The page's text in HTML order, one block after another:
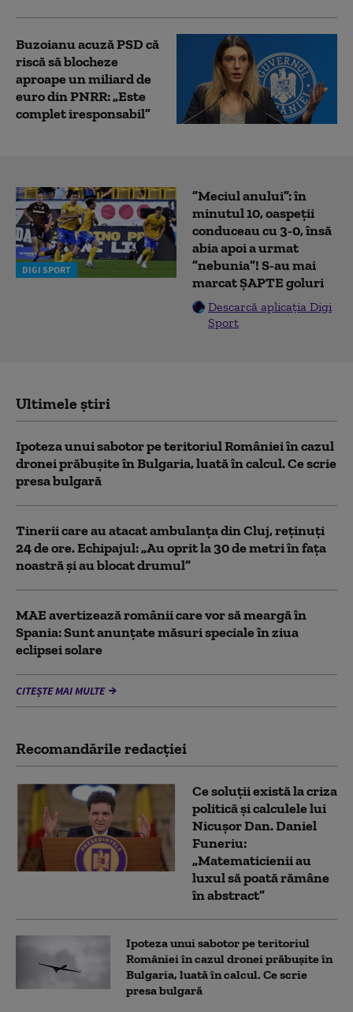
Buzoianu acuză PSD că
riscă să blocheze
aproape un miliard de
euro din PNRR: „Este
complet iresponsabil”
DIGI SPORT
”Meciul anului”: în
minutul 10, oaspeții
conduceau cu 3-0, însă
abia apoi a urmat
”nebunia”! S-au mai
marcat ȘAPTE goluri
Descarcă aplicația Digi
Sport
Ultimele știri
Ipoteza unui sabotor pe teritoriul României în cazul
dronei prăbușite în Bulgaria, luată în calcul. Ce scrie
presa bulgară
Tinerii care au atacat ambulanța din Cluj, reținuți
24 de ore. Echipajul: „Au oprit la 30 de metri în fața
noastră și au blocat drumul”
MAE avertizează românii care vor să meargă în
Spania: Sunt anunțate măsuri speciale în ziua
eclipsei solare
CITEȘTE MAI MULTE
Recomandările redacţiei
Ce soluții există la criza
politică și calculele lui
Nicușor Dan. Daniel
Funeriu:
„Matematicienii au
luxul să poată rămâne
în abstract”
Ipoteza unui sabotor pe teritoriul
României în cazul dronei prăbușite în
Bulgaria, luată în calcul. Ce scrie
presa bulgară